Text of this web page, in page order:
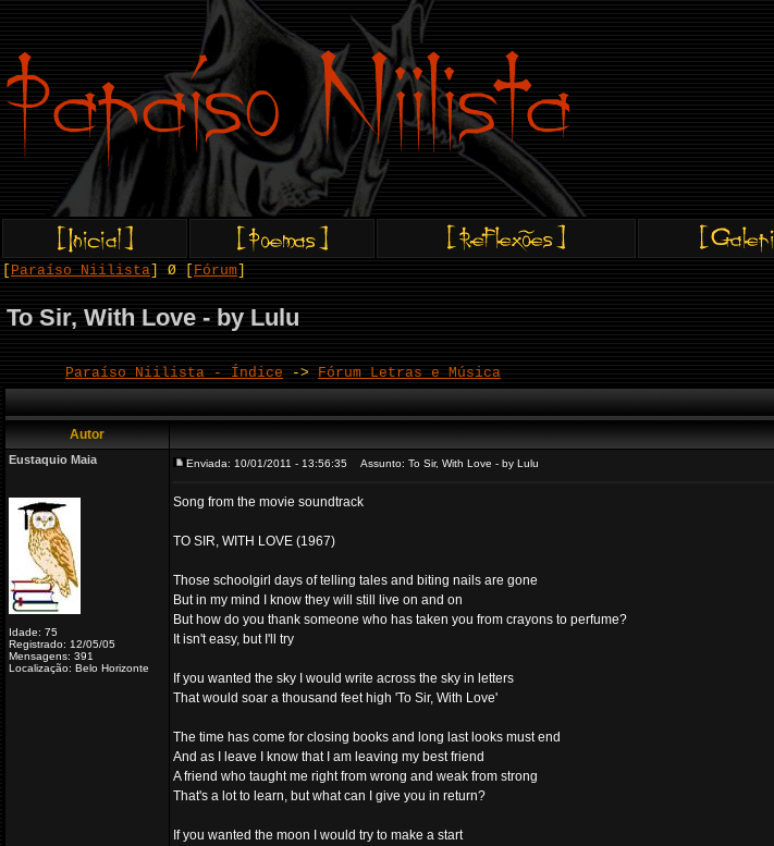
Paraíso Niilista ] Ø [ Fórum
To Sir, With Love - by Lulu
Paraíso Niilista - Índice -> Fórum Letras e Música
Autor
Eustaquio Maia
Idade: 75
Registrado: 12/05/05
Mensagens: 391
Localização: Belo Horizonte
Enviada: 10/01/2011 - 13:56:35 Assunto: To Sir, With Love - by Lulu
Song from the movie soundtrack
TO SIR, WITH LOVE (1967)
Those schoolgirl days of telling tales and biting nails are gone
But in my mind I know they will still live on and on
But how do you thank someone who has taken you from crayons to perfume?
It isn't easy, but I'll try
If you wanted the sky I would write across the sky in letters
That would soar a thousand feet high 'To Sir, With Love'
The time has come for closing books and long last looks must end
And as I leave I know that I am leaving my best friend
A friend who taught me right from wrong and weak from strong
That's a lot to learn, but what can I give you in return?
If you wanted the moon I would try to make a start